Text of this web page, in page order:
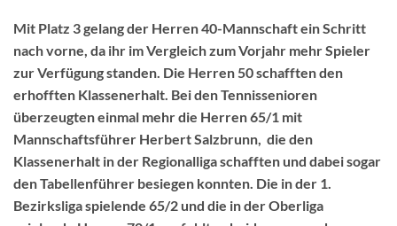
Mit Platz 3 gelang der Herren 40-Mannschaft ein Schritt
nach vorne, da ihr im Vergleich zum Vorjahr mehr Spieler
zur Verfügung standen. Die Herren 50 schafften den
erhofften Klassenerhalt. Bei den Tennissenioren
überzeugten einmal mehr die Herren 65/1 mit
Mannschaftsführer Herbert Salzbrunn, die den
Klassenerhalt in der Regionalliga schafften und dabei sogar
den Tabellenführer besiegen konnten. Die in der 1.
Bezirksliga spielende 65/2 und die in der Oberliga